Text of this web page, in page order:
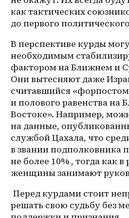
как тактических
до первого
В перспективе курды
необходимым
фактором на Ближнем и
Они вытесняют даже
считавшийся
и полового равенства на
Востоке». Например,
на данные,
службой Цахала, что
в звании
не более 10% , тогда как
женщины занимают
решать свою судьбу без